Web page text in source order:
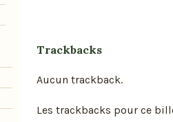
Trackbacks
Aucun trackback.
Les trackbacks pour ce